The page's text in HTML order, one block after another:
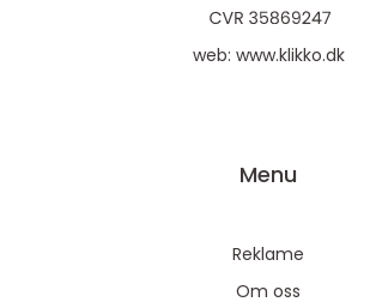
web: www.klikko.dk
Menu
Reklame
Om oss